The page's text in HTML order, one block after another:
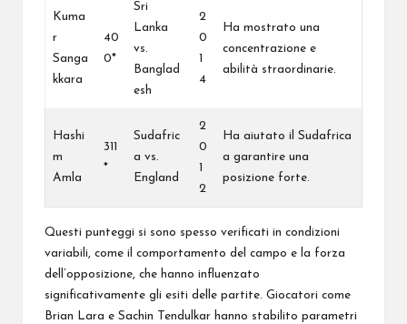
Kuma
r
Sanga
kkara
40
0*
Sri
Lanka
vs.
Banglad
esh
2
0
4
Ha mostrato una
concentrazione e
abilità straordinarie.
Hashi
m
Amla
311
*
Sudafric
a vs.
England
2
0
2
Ha aiutato il Sudafrica
a garantire una
posizione forte.
Questi punteggi si sono spesso verificati in condizioni
variabili, come il comportamento del campo e la forza
dell’opposizione, che hanno influenzato
significativamente gli esiti delle partite. Giocatori come
Brian Lara e Sachin Tendulkar hanno stabilito parametri